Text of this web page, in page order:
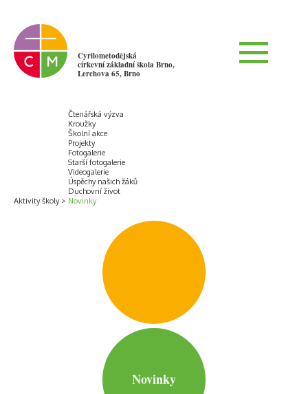
Cyrilometodějská
církevní základní škola Brno,
Lerchova 65, Brno
Aktivity školy
Čtenářská výzva
Kroužky
Školní akce
Projekty
Fotogalerie
Starší fotogalerie
Videogalerie
Úspěchy našich žáků
Duchovní život
Novinky
Novinky